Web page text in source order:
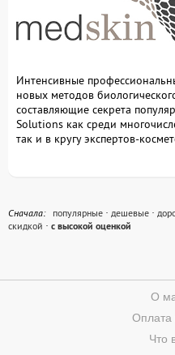
Интенсивные
новых методов
составляющие секрета
Solutions как среди
так и в кругу экспертов-
Cначала: популярные · дешевые ·
скидкой · с высокой оценкой
О
Оплата
Что